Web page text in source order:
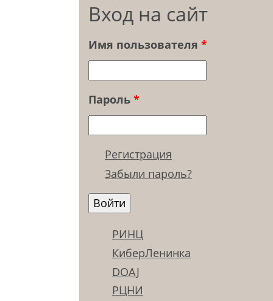
Вход на сайт
Имя пользователя *
Пароль *
Регистрация
Забыли пароль?
РИНЦ
КиберЛенинка
DOAJ
РЦНИ